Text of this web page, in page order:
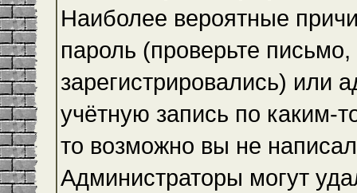
Наиболее вероятные
пароль (проверьте
зарегистрировались) или
учётную запись по каким-
то возможно вы не
Администраторы могут